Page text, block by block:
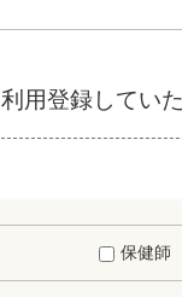
利用登録してい
保健師